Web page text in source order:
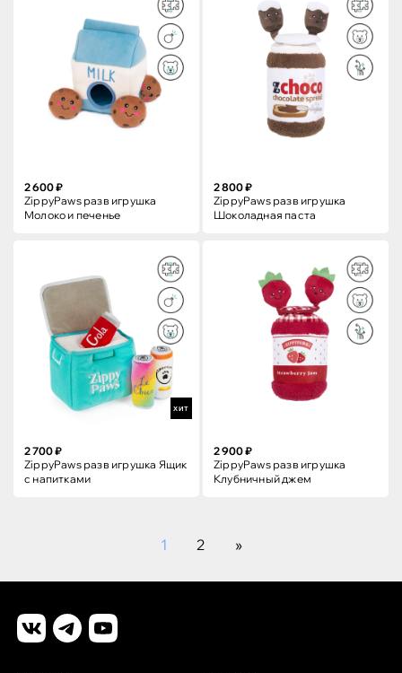
2 600 ₽
ZippyPaws разв игрушка
Молоко и печенье
2 800 ₽
ZippyPaws разв игрушка
Шоколадная паста
ХИТ
2 700 ₽
ZippyPaws разв игрушка Ящик
с напитками
2 900 ₽
ZippyPaws разв игрушка
Клубничный джем
1 2 »